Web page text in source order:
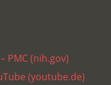
PMC (nih.gov)
(youtube.de)